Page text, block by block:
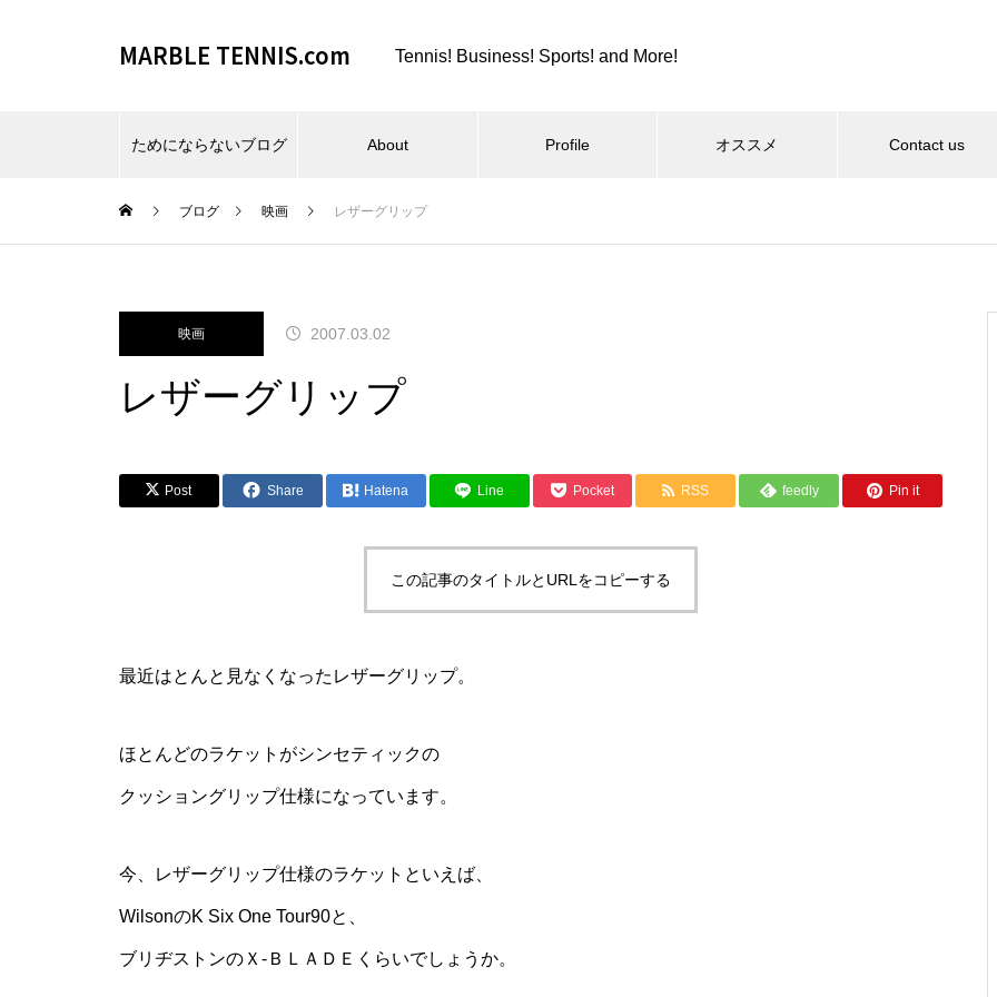
MARBLE TENNIS.com Tennis! Business! Sports! and More!
ためにならないブログ About Profile オススメ Contact us
ビーチスポーツとか、夏とか。
仕事場とか、REC FESTA と
コロンビア８とか、全日本９位
ニュージェネとか、またまた卓
ブログ 映画 レザーグリップ
映画 2007.03.02
レザーグリップ
Post Share Hatena Line Pocket RSS feedly Pin it
この記事のタイトルとURLをコピーする
最近はとんと見なくなったレザーグリップ。
ほとんどのラケットがシンセティックの
クッショングリップ仕様になっています。
今、レザーグリップ仕様のラケットといえば、
WilsonのK Six One Tour90と、
ブリヂストンのＸ-ＢＬＡＤＥくらいでしょうか。